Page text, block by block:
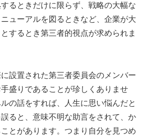
るときだけに限らず、戦略の大幅な
ューアルを図るときなど、企業が大
するとき第三者的視点が求められま
設置された第三者委員会のメンバー
盛りであることが珍しくありませ
の話をすれば、人生に思い悩んだと
ると、意味不明な助言をされて、か
とがあります。つまり自分を見つめ